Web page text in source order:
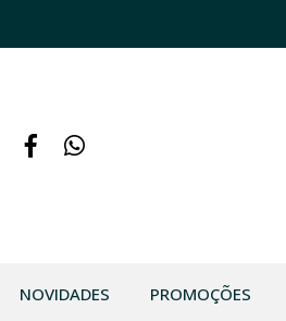
NOVIDADES PROMOÇÕES